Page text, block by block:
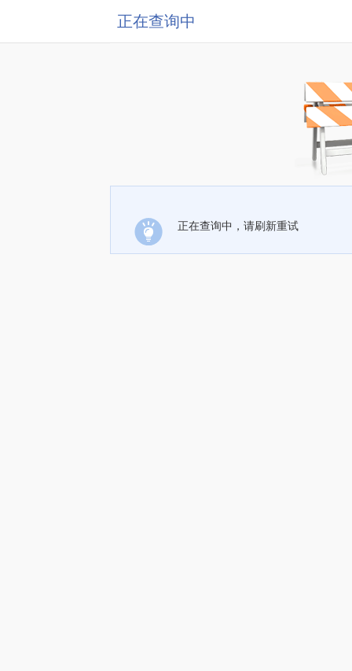
正在查询中
正在查询中，请刷新重试